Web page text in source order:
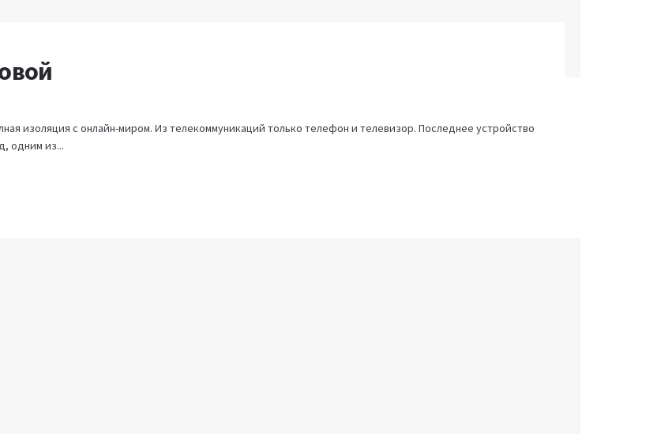
изоляция с онлайн-миром. Из телекоммуникаций только телефон и телевизор. Последнее устройство
одним из...